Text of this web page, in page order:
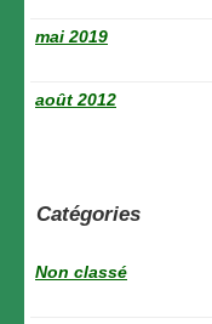
mai 2019
août 2012
Catégories
Non classé